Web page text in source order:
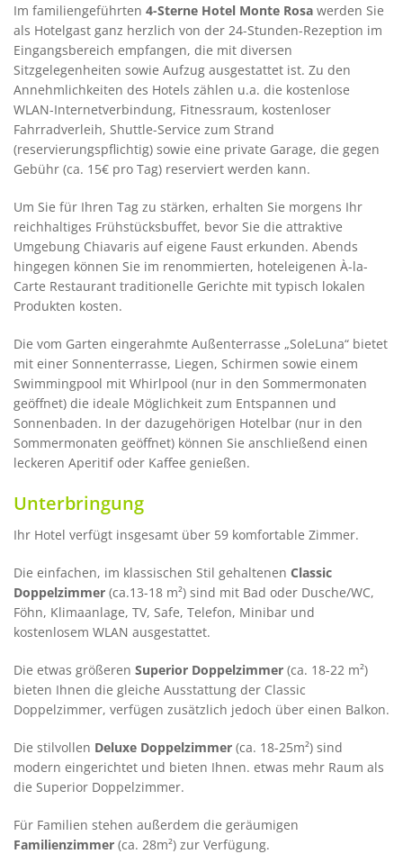
Im familiengeführten 4-Sterne Hotel Monte Rosa werden Sie
als Hotelgast ganz herzlich von der 24-Stunden-Rezeption im
Eingangsbereich empfangen, die mit diversen
Sitzgelegenheiten sowie Aufzug ausgestattet ist. Zu den
Annehmlichkeiten des Hotels zählen u.a. die kostenlose
WLAN-Internetverbindung, Fitnessraum, kostenloser
Fahrradverleih, Shuttle-Service zum Strand
(reservierungspflichtig) sowie eine private Garage, die gegen
Gebühr (ca. 15€ pro Tag) reserviert werden kann.
Um Sie für Ihren Tag zu stärken, erhalten Sie morgens Ihr
reichhaltiges Frühstücksbuffet, bevor Sie die attraktive
Umgebung Chiavaris auf eigene Faust erkunden. Abends
hingegen können Sie im renommierten, hoteleigenen À-la-
Carte Restaurant traditionelle Gerichte mit typisch lokalen
Produkten kosten.
Die vom Garten eingerahmte Außenterrasse „SoleLuna“ bietet
mit einer Sonnenterrasse, Liegen, Schirmen sowie einem
Swimmingpool mit Whirlpool (nur in den Sommermonaten
geöffnet) die ideale Möglichkeit zum Entspannen und
Sonnenbaden. In der dazugehörigen Hotelbar (nur in den
Sommermonaten geöffnet) können Sie anschließend einen
leckeren Aperitif oder Kaffee genießen.
Unterbringung
Ihr Hotel verfügt insgesamt über 59 komfortable Zimmer.
Die einfachen, im klassischen Stil gehaltenen Classic
Doppelzimmer (ca.13-18 m²) sind mit Bad oder Dusche/WC,
Föhn, Klimaanlage, TV, Safe, Telefon, Minibar und
kostenlosem WLAN ausgestattet.
Die etwas größeren Superior Doppelzimmer (ca. 18-22 m²)
bieten Ihnen die gleiche Ausstattung der Classic
Doppelzimmer, verfügen zusätzlich jedoch über einen Balkon.
Die stilvollen Deluxe Doppelzimmer (ca. 18-25m²) sind
modern eingerichtet und bieten Ihnen. etwas mehr Raum als
die Superior Doppelzimmer.
Für Familien stehen außerdem die geräumigen
Familienzimmer (ca. 28m²) zur Verfügung.